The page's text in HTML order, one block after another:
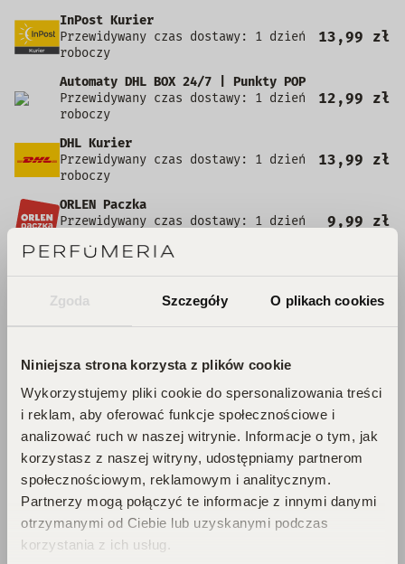
Zgoda Szczegóły O plikach cookies
Niniejsza strona korzysta z plików cookie
Wykorzystujemy pliki cookie do spersonalizowania treści
i reklam, aby oferować funkcje społecznościowe i
analizować ruch w naszej witrynie. Informacje o tym, jak
korzystasz z naszej witryny, udostępniamy partnerom
społecznościowym, reklamowym i analitycznym.
Partnerzy mogą połączyć te informacje z innymi danymi
otrzymanymi od Ciebie lub uzyskanymi podczas
korzystania z ich usług.
InPost Kurier
Przewidywany czas dostawy: 1 dzień
roboczy
13,99 zł
Automaty DHL BOX 24/7 | Punkty POP
Przewidywany czas dostawy: 1 dzień
roboczy
12,99 zł
DHL Kurier
Przewidywany czas dostawy: 1 dzień
roboczy
13,99 zł
ORLEN Paczka
Przewidywany czas dostawy: 1 dzień
9,99 zł
roboczy
7,49 zł
Kurier Pocztex
roboczy
Kurier za pobraniem +3,00 zł
Produkt nie posiada recenzji